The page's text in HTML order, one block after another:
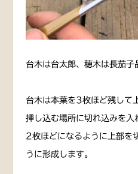
台木は台太郎、穂木は長茄子
台木は本葉を3枚ほど残して
挿し込む場所に切れ込みを入
2枚ほどになるように上部を
うに形成します。